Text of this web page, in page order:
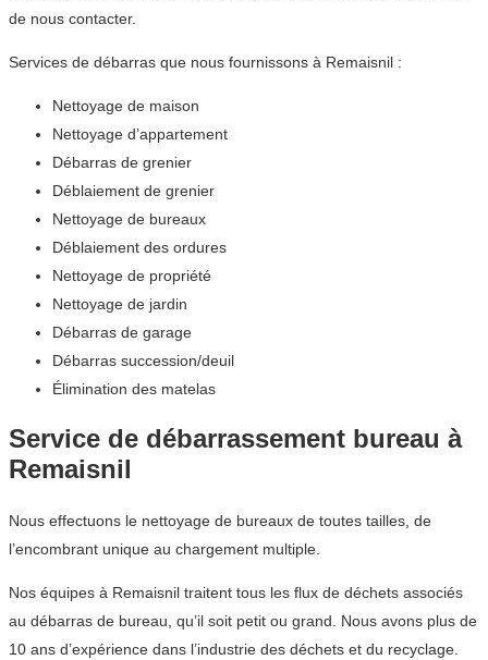
de nous contacter.
Services de débarras que nous fournissons à Remaisnil :
Nettoyage de maison
Nettoyage d’appartement
Débarras de grenier
Déblaiement de grenier
Nettoyage de bureaux
Déblaiement des ordures
Nettoyage de propriété
Nettoyage de jardin
Débarras de garage
Débarras succession/deuil
Élimination des matelas
Service de débarrassement bureau à
Remaisnil
Nous effectuons le nettoyage de bureaux de toutes tailles, de
l’encombrant unique au chargement multiple.
Nos équipes à Remaisnil traitent tous les flux de déchets associés
au débarras de bureau, qu’il soit petit ou grand. Nous avons plus de
10 ans d’expérience dans l’industrie des déchets et du recyclage.